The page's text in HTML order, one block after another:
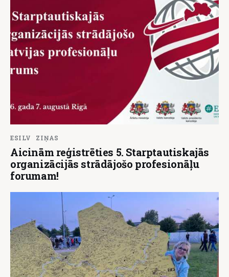
ESILV ZIŅAS
Aicinām reģistrēties 5. Starptautiskajās
organizācijās strādājošo profesionāļu
forumam!